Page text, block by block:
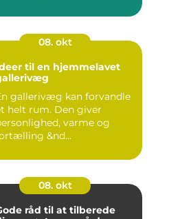
08. okt
til en hjemmelavet
gallerivæg kan forvandle
helt rum. Den giver
varme og
&nd...
08. okt
råd til at tilberede